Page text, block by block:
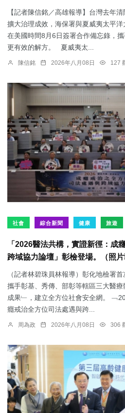
【記者陳信銘／高雄報導】台灣去年
擴大治理成效，海保署與夏威夷太平洋
在美國時間8月6日簽署合作備忘錄，
更有效的解方。 夏威夷太...
陳信銘 2026年八月08日 127
社會 綜合新聞 健康 旅遊
「2026醫法共構，實證新徑：成
跨域協力論壇」彰檢登場。（照片
（記者林碧珠員林報導）彰化地檢署
攜手彰基、秀傳、部彰等轄區三大醫
成果﹂，建立全方位社會安全網。
癮戒治全方位司法處遇與跨...
周為政 2026年八月08日 306